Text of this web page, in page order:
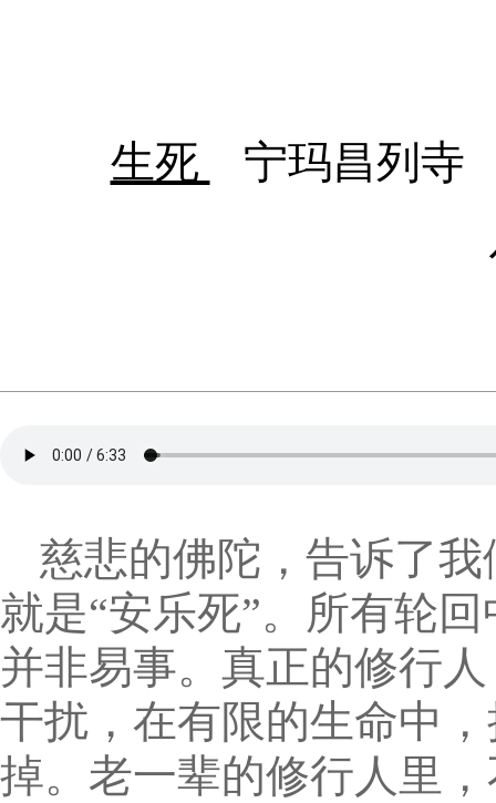
生死
宁玛昌列寺
慈悲的佛陀，告诉了
就是“安乐死”。所有轮
并非易事。真正的修行
干扰，在有限的生命中
掉。老一辈的修行人里